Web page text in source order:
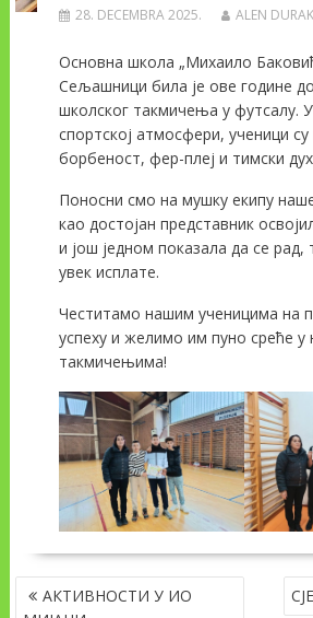
28. DECEMBRA 2025. ALEN
Основна школа „Михаило
Сељашници била је ове године
школског такмичења у футсалу. У
спортској атмосфери, ученици су
борбеност, фер-плеј и тимски
Поносни смо на мушку екипу
као достојан представник
и још једном показала да се рад,
увек исплате.
Честитамо нашим ученицима на
успеху и желимо им пуно среће у
такмичењима!
NAVIGACIJA
ČLANAKA
АКТИВНОСТИ У ИО